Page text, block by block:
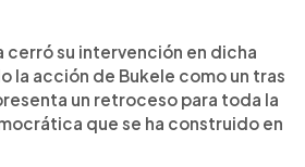
cerró su intervención en dicha
la acción de Bukele como un tras
un retroceso para toda la
que se ha construido en